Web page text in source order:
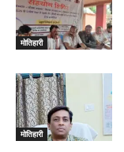
मोतिहारी
मोतिहारी